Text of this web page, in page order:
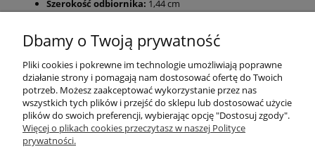
Szerokość odbiornika: 1,44 cm
Odbiornik dołączony:
Interfejs odbiornika bezprzewodowego:
Baterie w zestawie:
Tak
Dbamy o Twoją prywatność
Pliki cookies i pokrewne im technologie umożliwiają poprawne
działanie strony i pomagają nam dostosować ofertę do Twoich
potrzeb. Możesz zaakceptować wykorzystanie przez nas
wszystkich tych plików i przejść do sklepu lub dostosować użycie
plików do swoich preferencji, wybierając opcję "Dostosuj zgody".
Więcej o plikach cookies przeczytasz w naszej Polityce
prywatności.